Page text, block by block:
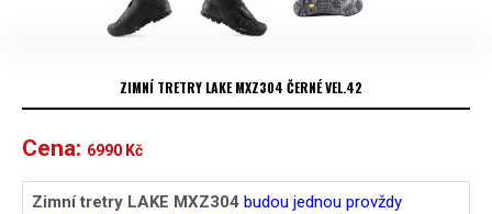
ZIMNÍ TRETRY LAKE MXZ304 ČERNÉ VEL.42
Cena: 6990 Kč
Zimní tretry LAKE MXZ304 budou jednou provždy